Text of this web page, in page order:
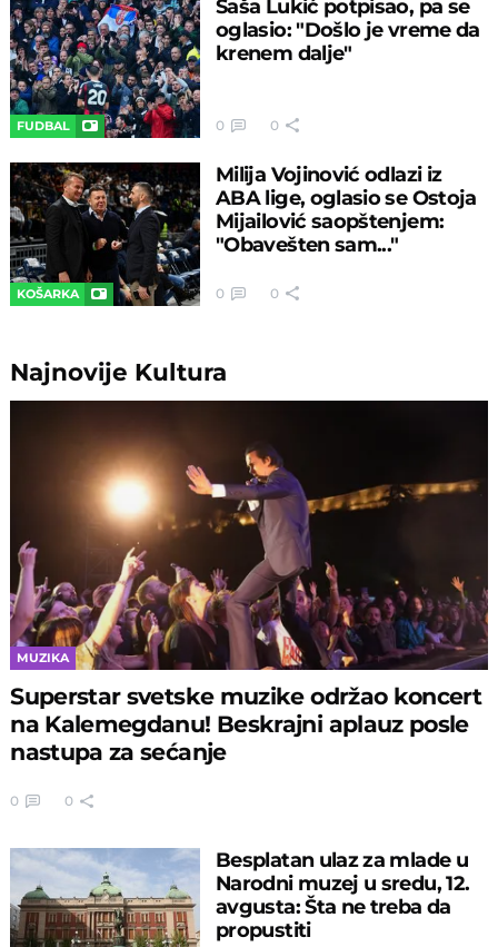
FUDBAL
Saša Lukić potpisao, pa se
oglasio: "Došlo je vreme da
krenem dalje"
0 0
KOŠARKA
Milija Vojinović odlazi iz
ABA lige, oglasio se Ostoja
Mijailović saopštenjem:
"Obavešten sam..."
0 0
Najnovije Kultura
MUZIKA
Superstar svetske muzike održao koncert
na Kalemegdanu! Beskrajni aplauz posle
nastupa za sećanje
0 0
Besplatan ulaz za mlade u
Narodni muzej u sredu, 12.
avgusta: Šta ne treba da
propustiti